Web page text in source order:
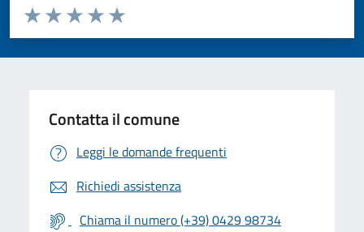
Valuta da 1 a 5 stelle la pagina
Valuta 5 stelle su 5
Valuta 4 stelle su 5
Valuta 3 stelle su 5
Valuta 2 stelle su 5
Valuta 1 stelle su 5
Contatta il comune
Leggi le domande frequenti
Richiedi assistenza
Chiama il numero (+39) 0429 98734